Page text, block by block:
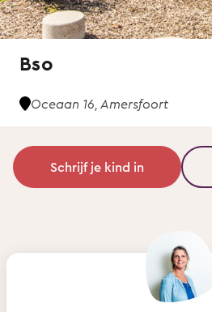
Bso
Oceaan 16, Amersfoort
Schrijf je kind in